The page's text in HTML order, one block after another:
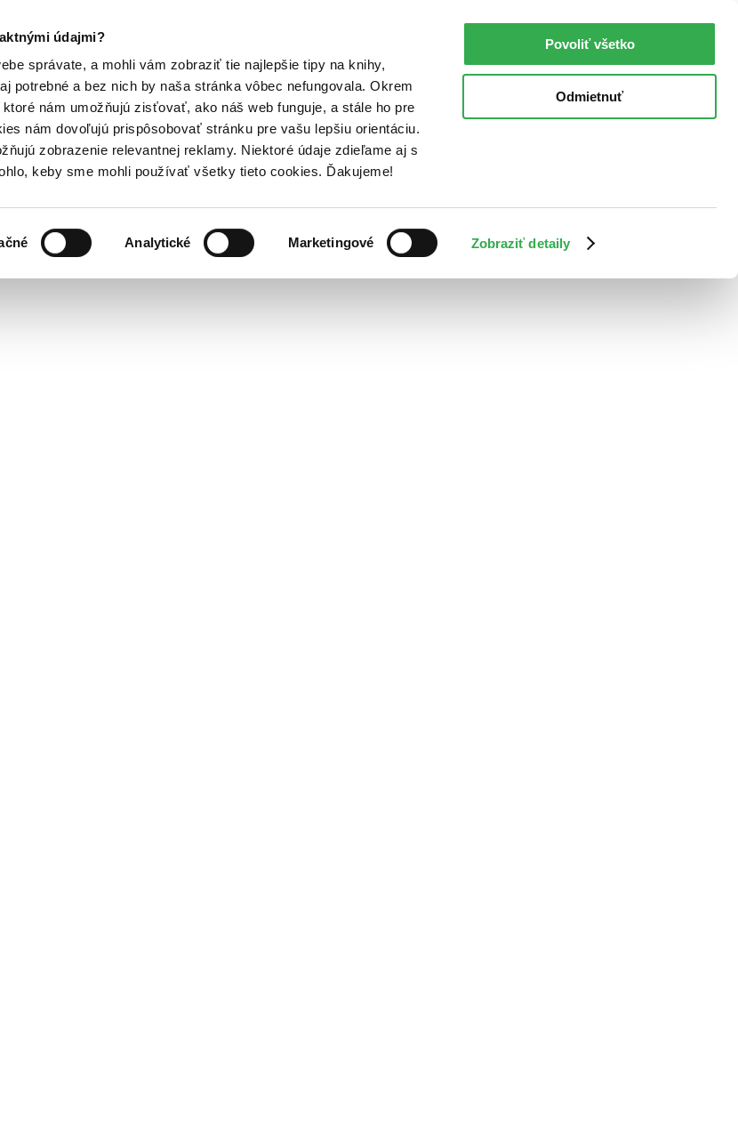
údajmi?
správate, a mohli vám zobraziť tie najlepšie tipy na knihy,
potrebné a bez nich by naša stránka vôbec nefungovala. Okrem
nám umožňujú zisťovať, ako náš web funguje, a stále ho pre
nám dovoľujú prispôsobovať stránku pre vašu lepšiu orientáciu.
zobrazenie relevantnej reklamy. Niektoré údaje zdieľame aj s
keby sme mohli používať všetky tieto cookies. Ďakujeme!
Analytické Marketingové Zobraziť detaily
Povoliť všetko
Odmietnuť